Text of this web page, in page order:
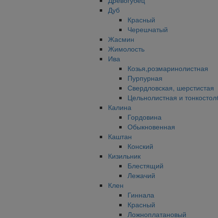
Дуб
Красный
Черешчатый
Жасмин
Жимолость
Ива
Козья,розмаринолистная
Пурпурная
Свердловская, шерстистая
Цельнолистная и
Калина
Гордовина
Обыкновенная
Каштан
Конский
Кизильник
Блестящий
Лежачий
Клен
Гиннала
Красный
Ложноплатановый